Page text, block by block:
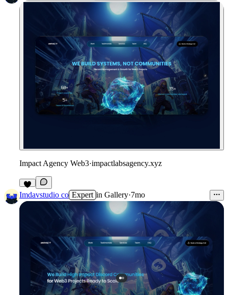
Impact Agency Web3·impactlabsagency.xyz
Imdavstudio co Expert in Gallery·7mo